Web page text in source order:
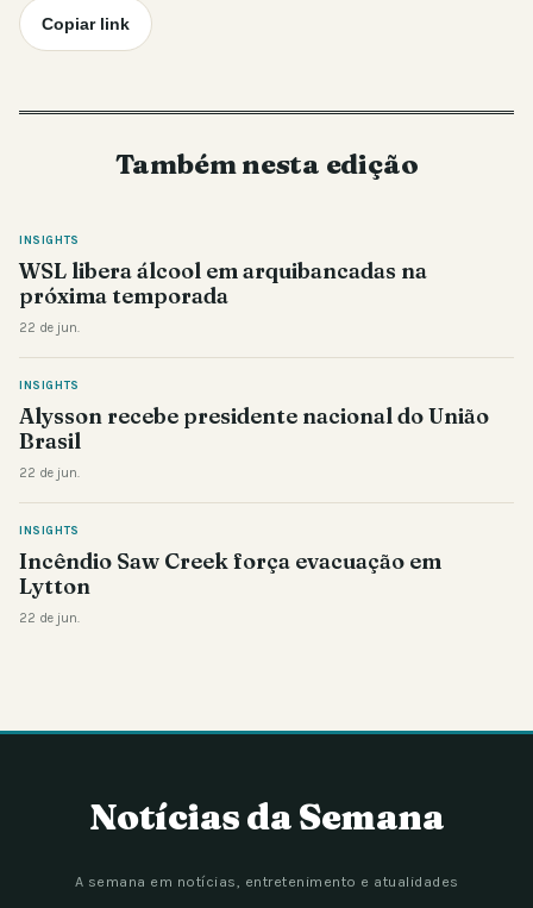
Copiar link
Também nesta edição
INSIGHTS
WSL libera álcool em arquibancadas na
próxima temporada
22 de jun.
INSIGHTS
Alysson recebe presidente nacional do União
Brasil
22 de jun.
INSIGHTS
Incêndio Saw Creek força evacuação em
Lytton
22 de jun.
Notícias da Semana
A semana em notícias, entretenimento e atualidades